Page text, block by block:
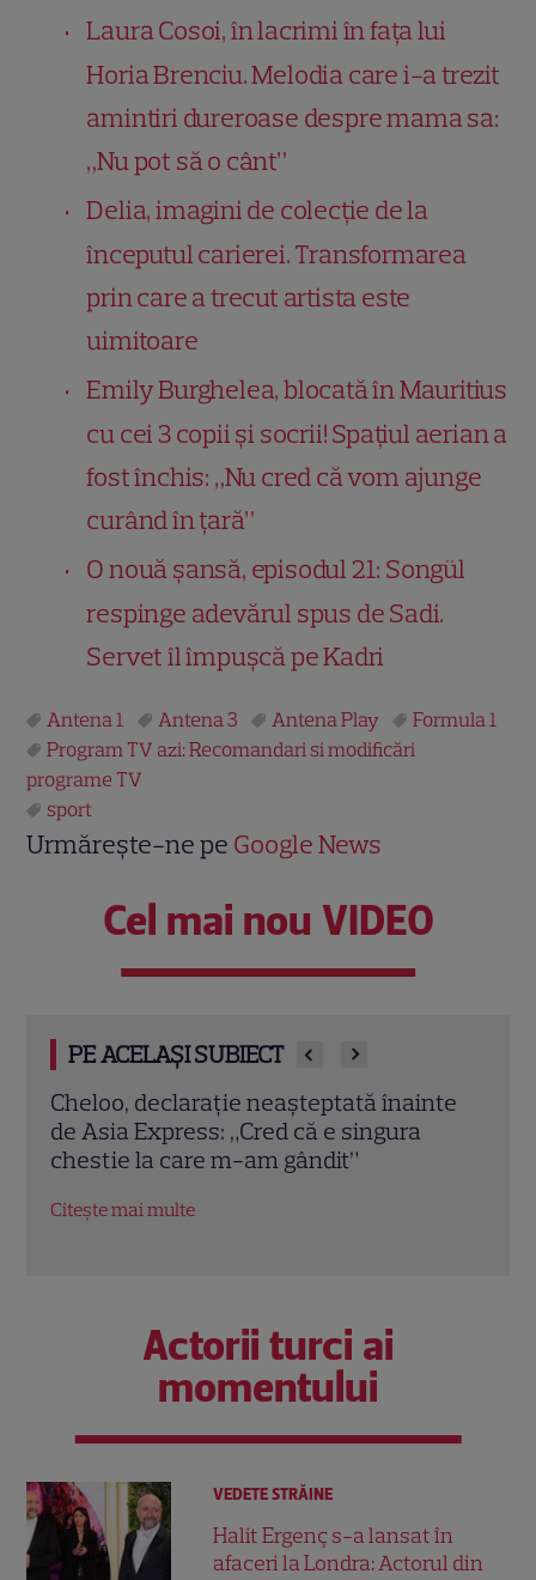
Laura Cosoi, în lacrimi în fața lui
Horia Brenciu. Melodia care i-a trezit
amintiri dureroase despre mama sa:
„Nu pot să o cânt”
Delia, imagini de colecție de la
începutul carierei. Transformarea
prin care a trecut artista este
uimitoare
Emily Burghelea, blocată în Mauritius
cu cei 3 copii și socrii! Spațiul aerian a
fost închis: „Nu cred că vom ajunge
curând în țară”
O nouă șansă, episodul 21: Songül
respinge adevărul spus de Sadi.
Servet îl împușcă pe Kadri
Antena 1 Antena 3 Antena Play
Formula 1
Program TV azi: Recomandari si modificări
programe TV
sport
Urmărește-ne pe Google News
Cel mai nou VIDEO
PE ACELAȘI SUBIECT
Cheloo, declarație neașteptată înainte
de Asia Express: „Cred că e singura
chestie la care m-am gândit”
Citește mai multe
Actorii turci ai
momentului
VEDETE STRĂINE
Halit Ergenç s-a lansat în
afaceri la Londra: Actorul din